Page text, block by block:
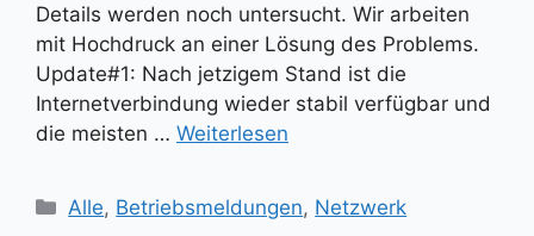
Details werden noch untersucht. Wir arbeiten
mit Hochdruck an einer Lösung des Problems.
Update#1: Nach jetzigem Stand ist die
Internetverbindung wieder stabil verfügbar und
die meisten … Weiterlesen
Kategorien
Alle, Betriebsmeldungen, Netzwerk